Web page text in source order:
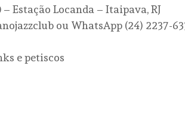
Estação Locanda – Itaipava, RJ
ou WhatsApp (24) 2237-
e petiscos